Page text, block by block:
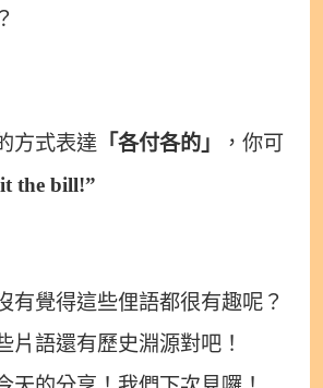
方式表達 「各付各的」
，你可
the bill!”
有覺得這些俚語都很有趣呢？
片語還有歷史淵源對吧！